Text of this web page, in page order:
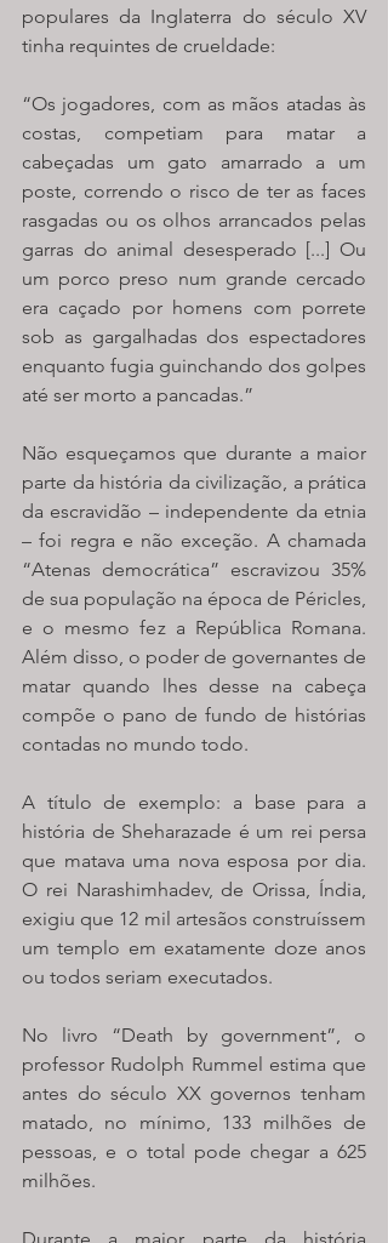
populares da Inglaterra do século XV
tinha requintes de crueldade:
“Os jogadores, com as mãos atadas às
costas, competiam para matar a
cabeçadas um gato amarrado a um
poste, correndo o risco de ter as faces
rasgadas ou os olhos arrancados pelas
garras do animal desesperado [...] Ou
um porco preso num grande cercado
era caçado por homens com porrete
sob as gargalhadas dos espectadores
enquanto fugia guinchando dos golpes
até ser morto a pancadas.”
Não esqueçamos que durante a maior
parte da história da civilização, a prática
da escravidão – independente da etnia
– foi regra e não exceção. A chamada
“Atenas democrática” escravizou 35%
de sua população na época de Péricles,
e o mesmo fez a República Romana.
Além disso, o poder de governantes de
matar quando lhes desse na cabeça
compõe o pano de fundo de histórias
contadas no mundo todo.
A título de exemplo: a base para a
história de Sheharazade é um rei persa
que matava uma nova esposa por dia.
O rei Narashimhadev, de Orissa, Índia,
exigiu que 12 mil artesãos construíssem
um templo em exatamente doze anos
ou todos seriam executados.
No livro “Death by government”, o
professor Rudolph Rummel estima que
antes do século XX governos tenham
matado, no mínimo, 133 milhões de
pessoas, e o total pode chegar a 625
milhões.